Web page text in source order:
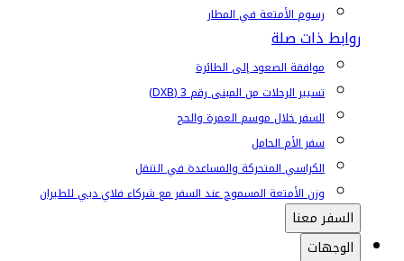
رسوم الأمتعة في المطار
روابط ذات صلة
موافقة الصعود إلى الطائرة
تسيير الرحلات من المبنى رقم 3 (DXB)
السفر خلال موسم العمرة والحج
سفر الأم الحامل
الكراسي المتحركة والمساعدة في التنقل
وزن الأمتعة المسموح عند السفر مع شركاء فلاي دبي للطيران
السفر معنا
الوجهات